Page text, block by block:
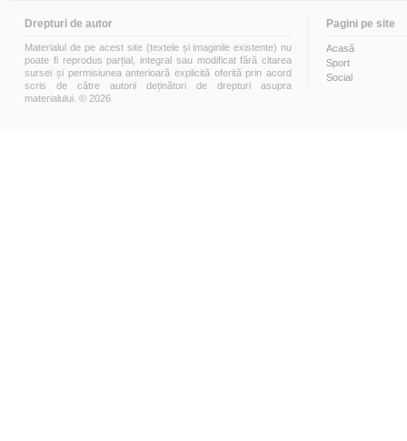
Drepturi de autor
Materialul de pe acest site (textele și imaginile existente) nu
poate fi reprodus parțial, integral sau modificat fără citarea
sursei și permisiunea anterioară explicită oferită prin acord
scris de către autorii deținători de drepturi asupra
materialului. © 2026
Pagini pe site
Acasă
Sport
Social